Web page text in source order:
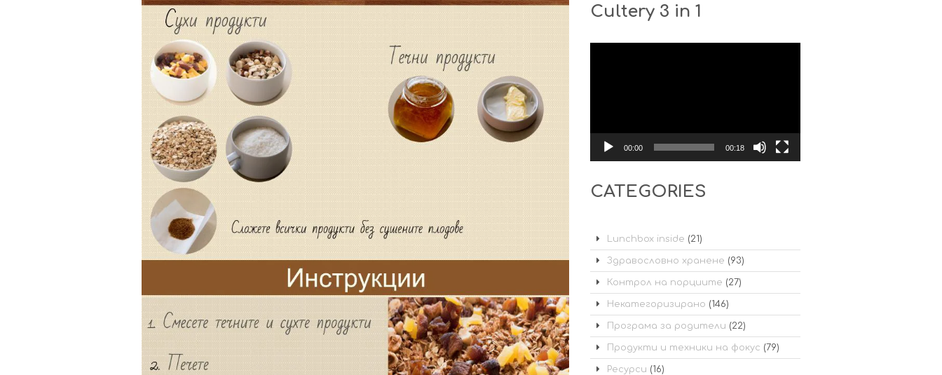
Cultery 3 in 1
00:00 00:18
CATEGORIES
Lunchbox inside (21)
Здравословно хранене (93)
Контрол на порциите (27)
Некатегоризирано (146)
Програма за родители (22)
Продукти и техники на фокус (79)
Ресурси (16)